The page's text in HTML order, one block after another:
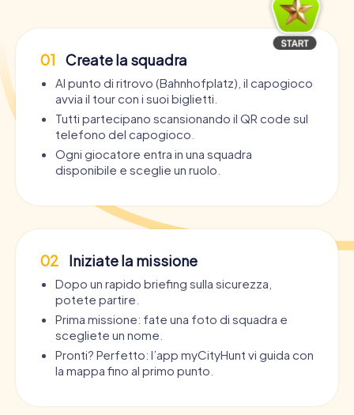
01 Create la squadra
Al punto di ritrovo (Bahnhofplatz), il capogioco
avvia il tour con i suoi biglietti.
Tutti partecipano scansionando il QR code sul
telefono del capogioco.
Ogni giocatore entra in una squadra
disponibile e sceglie un ruolo.
02 Iniziate la missione
Dopo un rapido briefing sulla sicurezza,
potete partire.
Prima missione: fate una foto di squadra e
scegliete un nome.
Pronti? Perfetto: l’app myCityHunt vi guida con
la mappa fino al primo punto.